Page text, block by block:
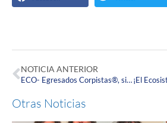
NOTICIA ANTERIOR
ECO- Egresados Corpistas®, sigue regalando alegría a los egresados de la Universidad
Otras Noticias